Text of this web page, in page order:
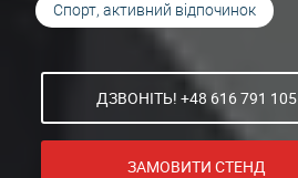
Спорт, активний відпочинок
ДЗВОНІТЬ! +48 616 791 105
ЗАМОВИТИ СТЕНД